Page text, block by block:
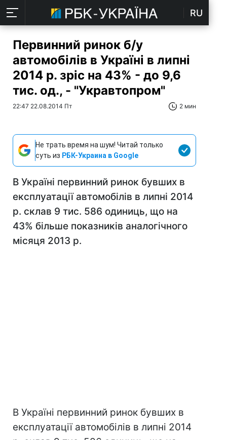
RU
Первинний ринок б/у
автомобілів в Україні в липні
2014 р. зріс на 43% - до 9,6
тис. од., - "Укравтопром"
22:47 22.08.2014 Пт 2 мин
Не трать время на шум! Читай только
суть из РБК-Украина в Google
В Україні первинний ринок бувших в
експлуатації автомобілів в липні 2014
р. склав 9 тис. 586 одиниць, що на
43% більше показників аналогічного
місяця 2013 р.
В Україні первинний ринок бувших в
експлуатації автомобілів в липні 2014